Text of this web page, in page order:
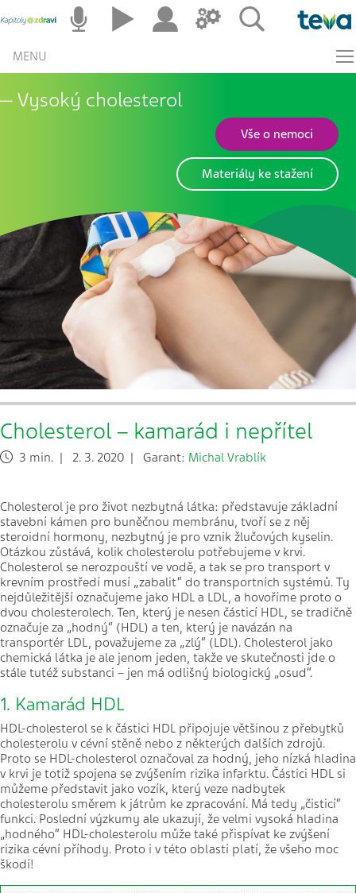
MENU
Vysoký cholesterol
Vše o nemoci
Materiály ke stažení
Cholesterol – kamarád i nepřítel
3 min. | 2. 3. 2020 | Garant: Michal Vrablík
Cholesterol je pro život nezbytná látka: představuje základní
stavební kámen pro buněčnou membránu, tvoří se z něj
steroidní hormony, nezbytný je pro vznik žlučových kyselin.
Otázkou zůstává, kolik cholesterolu potřebujeme v krvi.
Cholesterol se nerozpouští ve vodě, a tak se pro transport v
krevním prostředí musí „zabalit“ do transportních systémů. Ty
nejdůležitější označujeme jako HDL a LDL, a hovoříme proto o
dvou cholesterolech. Ten, který je nesen částicí HDL, se tradičně
označuje za „hodný“ (HDL) a ten, který je navázán na
transportér LDL, považujeme za „zlý“ (LDL). Cholesterol jako
chemická látka je ale jenom jeden, takže ve skutečnosti jde o
stále tutéž substanci – jen má odlišný biologický „osud“.
1. Kamarád HDL
HDL-cholesterol se k částici HDL připojuje většinou z přebytků
cholesterolu v cévní stěně nebo z některých dalších zdrojů.
Proto se HDL-cholesterol označoval za hodný, jeho nízká hladina
v krvi je totiž spojena se zvýšením rizika infarktu. Částici HDL si
můžeme představit jako vozík, který veze nadbytek
cholesterolu směrem k játrům ke zpracování. Má tedy „čisticí“
funkci. Poslední výzkumy ale ukazují, že velmi vysoká hladina
„hodného“ HDL-cholesterolu může také přispívat ke zvýšení
rizika cévní příhody. Proto i v této oblasti platí, že všeho moc
škodí!